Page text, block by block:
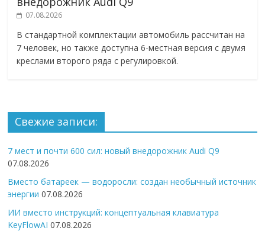
07.08.2026
В стандартной комплектации автомобиль рассчитан на
7 человек, но также доступна 6-местная версия с двумя
креслами второго ряда с регулировкой.
Свежие записи:
7 мест и почти 600 сил: новый внедорожник Audi Q9
07.08.2026
Вместо батареек — водоросли: создан необычный источник
энергии 07.08.2026
ИИ вместо инструкций: концептуальная клавиатура
KeyFlowAI 07.08.2026